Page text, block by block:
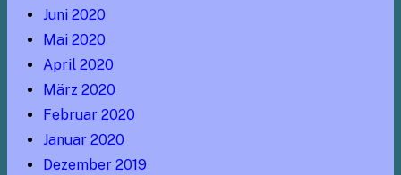
Juni 2020
Mai 2020
April 2020
März 2020
Februar 2020
Januar 2020
Dezember 2019